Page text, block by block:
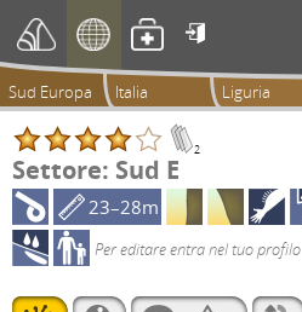

Sud Europa Italia Liguria
2
Settore: Sud E
23–28m
Per editare entra nel tuo profilo